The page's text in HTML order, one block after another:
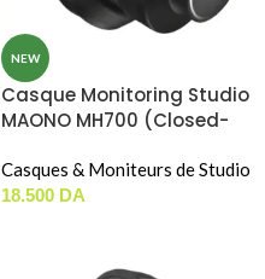
NEW
Casque Monitoring Studio
MAONO MH700 (Closed-
Casques & Moniteurs de Studio
18.500 DA